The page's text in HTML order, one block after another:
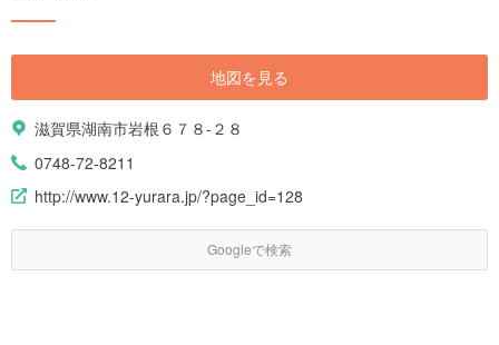
地図を見る
滋賀県湖南市岩根６７８-２８
0748-72-8211
http://www.12-yurara.jp/?page_id=128
Googleで検索